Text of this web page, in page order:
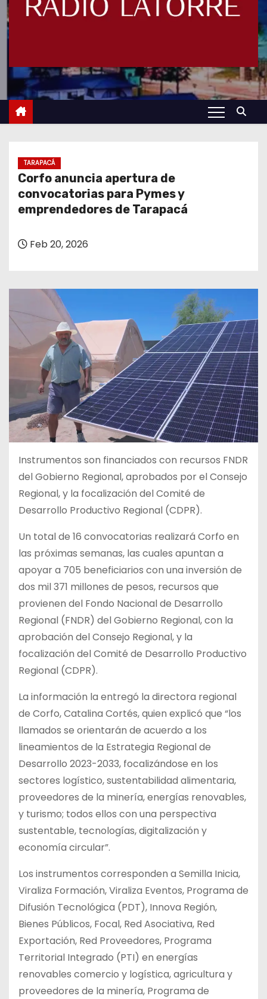
TARAPACÁ
Corfo anuncia apertura de
convocatorias para Pymes y
emprendedores de Tarapacá
Feb 20, 2026
Instrumentos son financiados con recursos FNDR
del Gobierno Regional, aprobados por el Consejo
Regional, y la focalización del Comité de
Desarrollo Productivo Regional (CDPR).
Un total de 16 convocatorias realizará Corfo en
las próximas semanas, las cuales apuntan a
apoyar a 705 beneficiarios con una inversión de
dos mil 371 millones de pesos, recursos que
provienen del Fondo Nacional de Desarrollo
Regional (FNDR) del Gobierno Regional, con la
aprobación del Consejo Regional, y la
focalización del Comité de Desarrollo Productivo
Regional (CDPR).
La información la entregó la directora regional
de Corfo, Catalina Cortés, quien explicó que “los
llamados se orientarán de acuerdo a los
lineamientos de la Estrategia Regional de
Desarrollo 2023-2033, focalizándose en los
sectores logístico, sustentabilidad alimentaria,
proveedores de la minería, energías renovables,
y turismo; todos ellos con una perspectiva
sustentable, tecnologías, digitalización y
economía circular”.
Los instrumentos corresponden a Semilla Inicia,
Viraliza Formación, Viraliza Eventos, Programa de
Difusión Tecnológica (PDT), Innova Región,
Bienes Públicos, Focal, Red Asociativa, Red
Exportación, Red Proveedores, Programa
Territorial Integrado (PTI) en energías
renovables comercio y logística, agricultura y
proveedores de la minería, Programa de